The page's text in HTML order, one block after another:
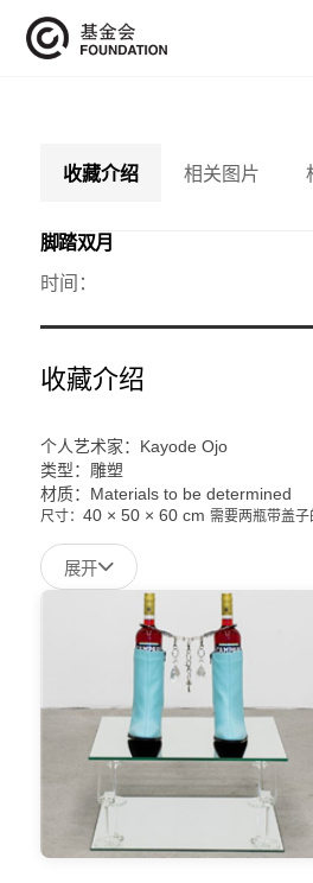
收藏介绍 相关图片
脚踏双月
时间：
收藏介绍
个人艺术家：Kayode Ojo
类型：雕塑
材质：Materials to be determined
尺寸： 40 × 50 × 60 cm 需要两瓶带盖
展开